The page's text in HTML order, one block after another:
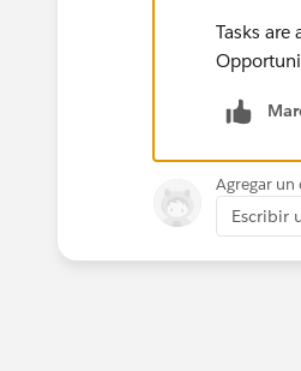
Tasks
Agregar
Escribir